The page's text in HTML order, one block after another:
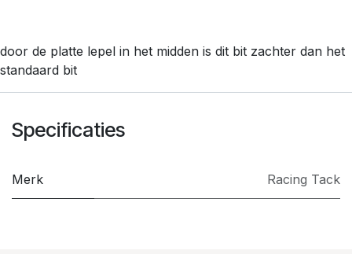
door de platte lepel in het midden is dit bit zachter dan het
standaard bit
Specificaties
Merk ​Racing Tack